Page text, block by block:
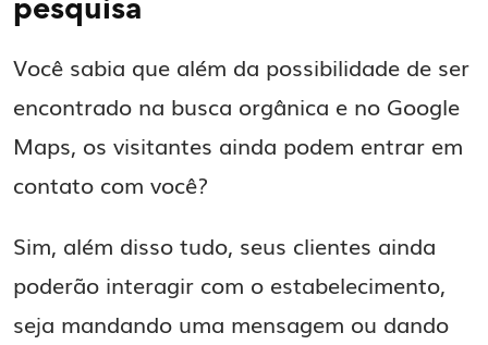
pesquisa
Você sabia que além da possibilidade de ser
encontrado na busca orgânica e no Google
Maps, os visitantes ainda podem entrar em
contato com você?
Sim, além disso tudo, seus clientes ainda
poderão interagir com o estabelecimento,
seja mandando uma mensagem ou dando